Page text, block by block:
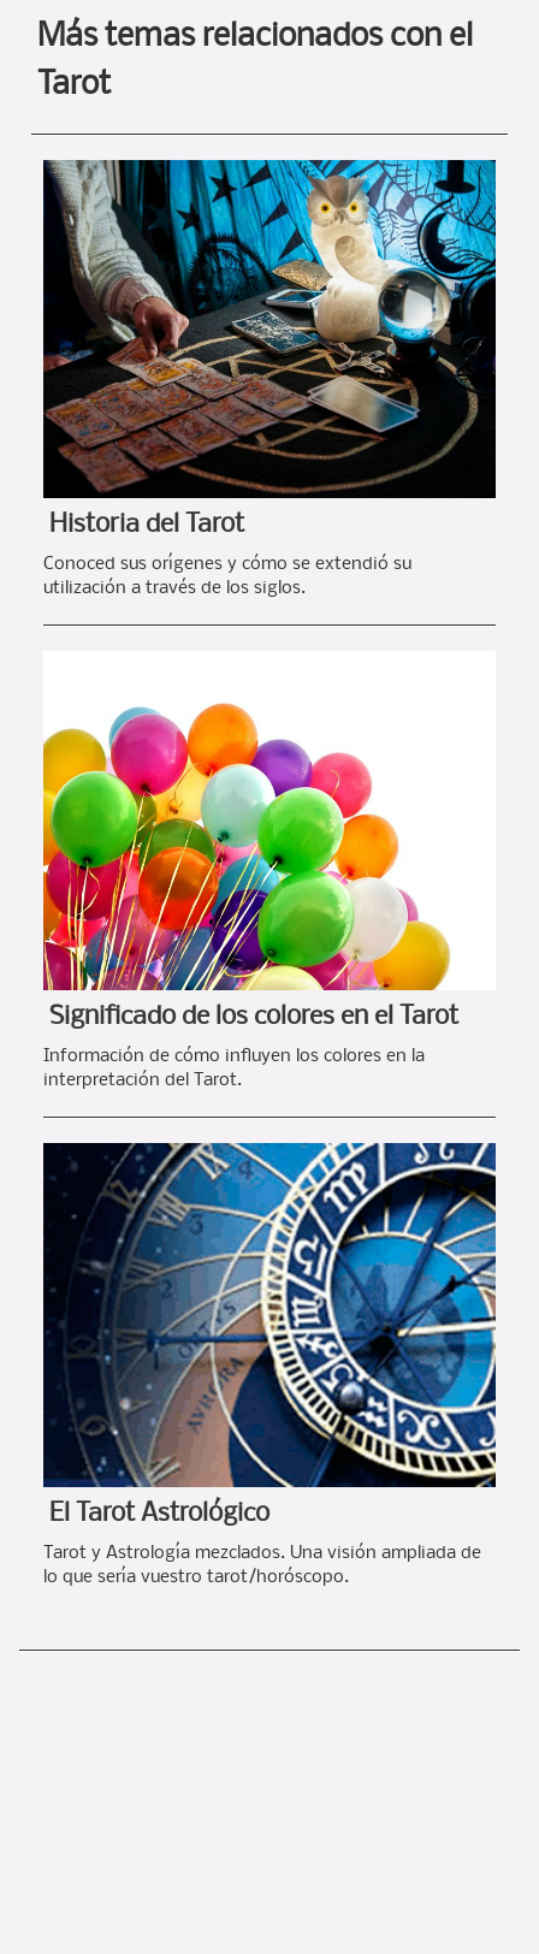
Más temas relacionados con el
Tarot
Historia del Tarot
Conoced sus orígenes y cómo se extendió su
utilización a través de los siglos.
Significado de los colores en el Tarot
Información de cómo influyen los colores en la
interpretación del Tarot.
El Tarot Astrológico
Tarot y Astrología mezclados. Una visión ampliada de
lo que sería vuestro tarot/horóscopo.